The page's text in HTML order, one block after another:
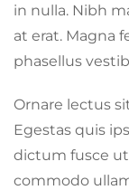
in nulla. Nibh
at erat. Magna
phasellus
Ornare lectus
Egestas quis
dictum fusce
commodo